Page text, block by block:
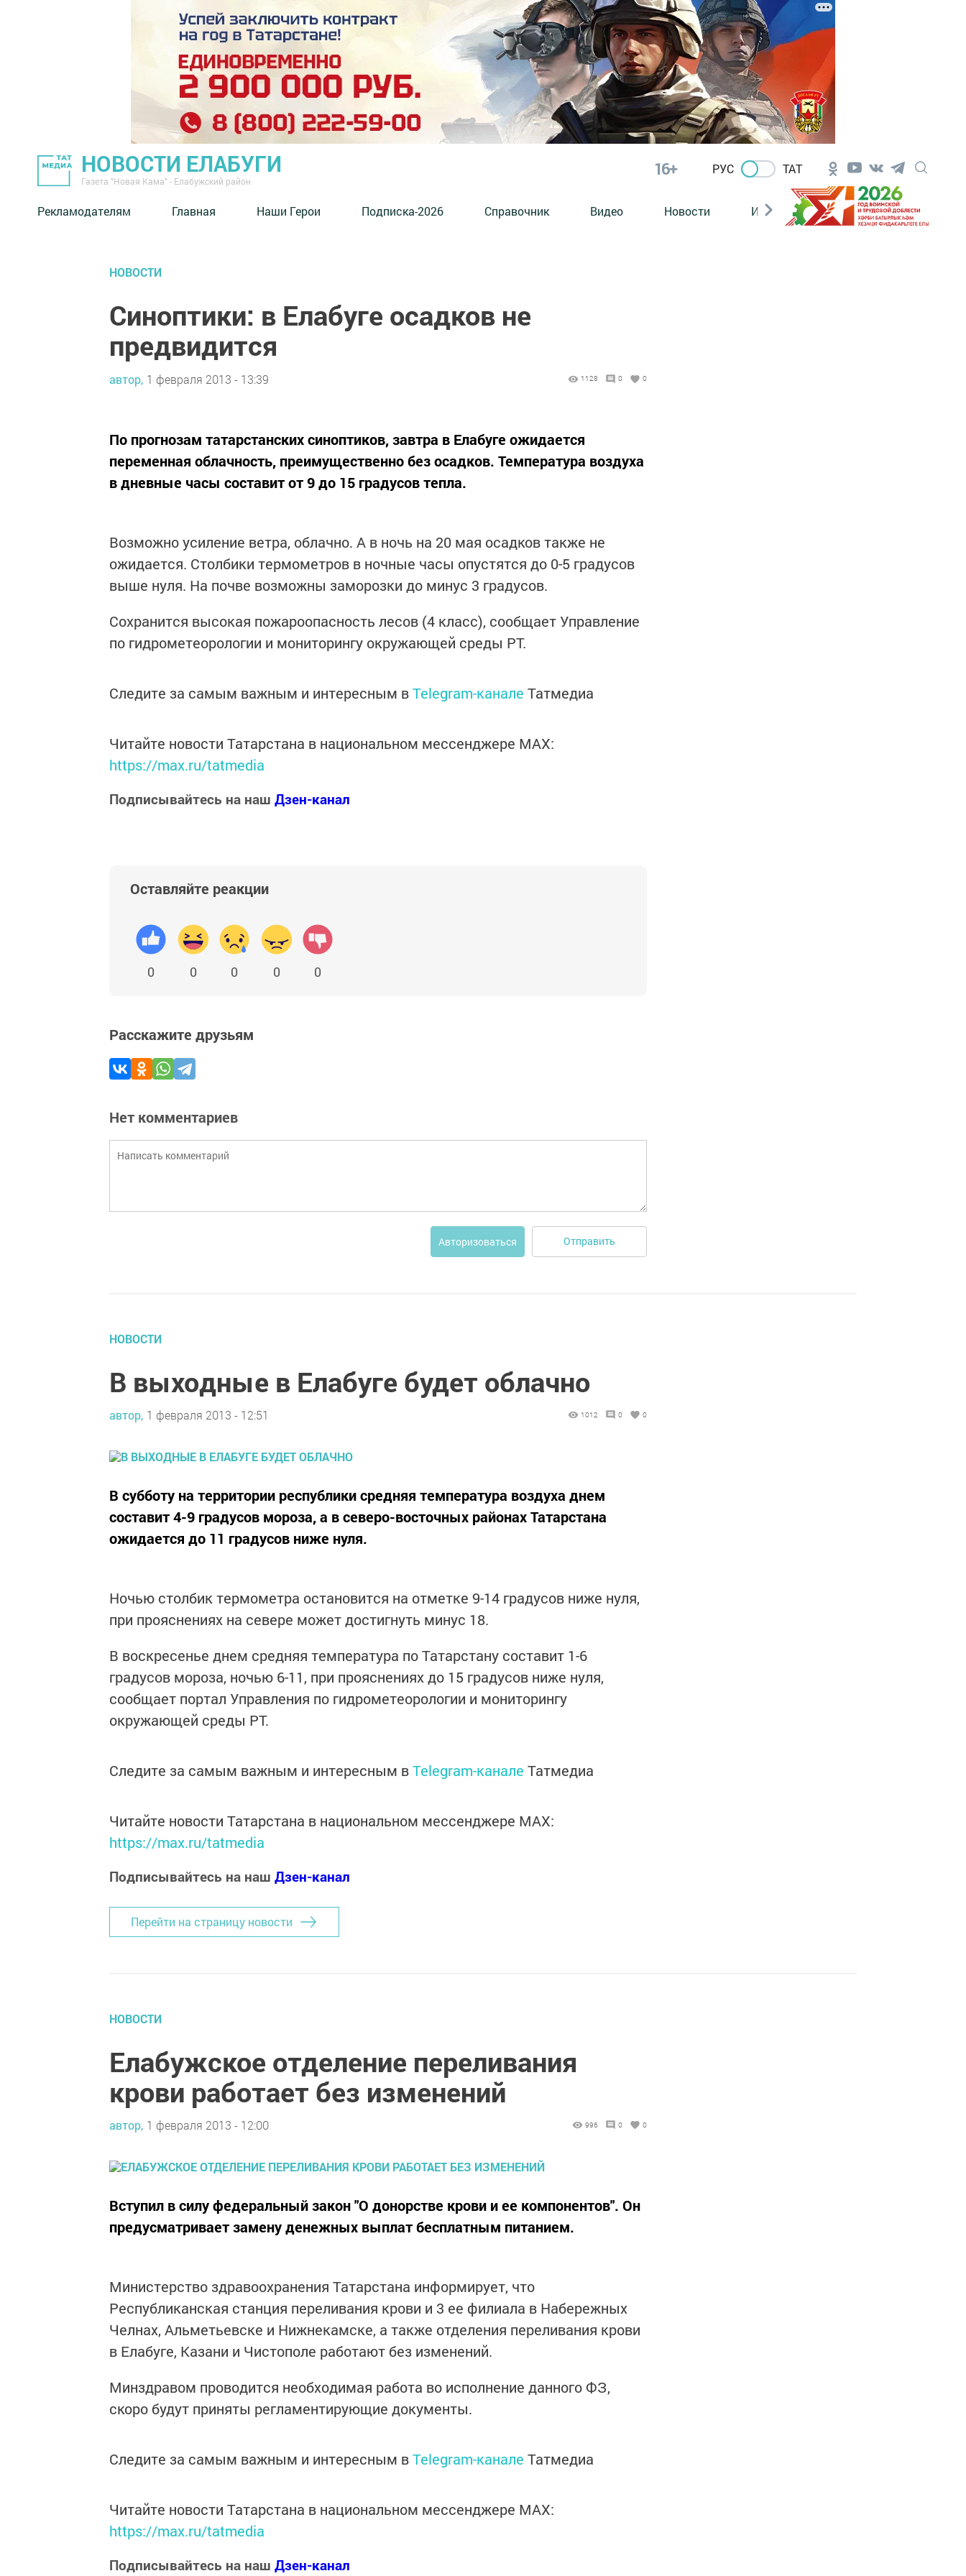
НОВОСТИ ЕЛАБУГИ
Газета "Новая Кама" - Елабужский район
16+ РУС ТАТ
Рекламодателям Главная Наши Герои Подписка-2026 Справочник Видео Новости Из зала суда
НОВОСТИ
Синоптики: в Елабуге осадков не
предвидится
автор, 1 февраля 2013 - 13:39 1128 0 0
По прогнозам татарстанских синоптиков, завтра в Елабуге ожидается
переменная облачность, преимущественно без осадков. Температура воздуха
в дневные часы составит от 9 до 15 градусов тепла.
Возможно усиление ветра, облачно. А в ночь на 20 мая осадков также не
ожидается. Столбики термометров в ночные часы опустятся до 0-5 градусов
выше нуля. На почве возможны заморозки до минус 3 градусов.
Сохранится высокая пожароопасность лесов (4 класс), сообщает Управление
по гидрометеорологии и мониторингу окружающей среды РТ.
Следите за самым важным и интересным вTelegram-канале Татмедиа
Читайте новости Татарстана в национальном мессенджере MАХ:
https://max.ru/tatmedia
Подписывайтесь на наш Дзен-канал
Оставляйте реакции
0 0 0 0 0
Расскажите друзьям
Нет комментариев
Авторизоваться Отправить
НОВОСТИ
В выходные в Елабуге будет облачно
автор, 1 февраля 2013 - 12:51 1012 0 0
В субботу на территории республики средняя температура воздуха днем
составит 4-9 градусов мороза, а в северо-восточных районах Татарстана
ожидается до 11 градусов ниже нуля.
Ночью столбик термометра остановится на отметке 9-14 градусов ниже нуля,
при прояснениях на севере может достигнуть минус 18.
В воскресенье днем средняя температура по Татарстану составит 1-6
градусов мороза, ночью 6-11, при прояснениях до 15 градусов ниже нуля,
сообщает портал Управления по гидрометеорологии и мониторингу
окружающей среды РТ.
Следите за самым важным и интересным вTelegram-канале Татмедиа
Читайте новости Татарстана в национальном мессенджере MАХ:
https://max.ru/tatmedia
Подписывайтесь на наш Дзен-канал
Перейти на страницу новости
НОВОСТИ
Елабужское отделение переливания
крови работает без изменений
автор, 1 февраля 2013 - 12:00 996 0 0
Вступил в силу федеральный закон "О донорстве крови и ее компонентов". Он
предусматривает замену денежных выплат бесплатным питанием.
Министерство здравоохранения Татарстана информирует, что
Республиканская станция переливания крови и 3 ее филиала в Набережных
Челнах, Альметьевске и Нижнекамске, а также отделения переливания крови
в Елабуге, Казани и Чистополе работают без изменений.
Минздравом проводится необходимая работа во исполнение данного ФЗ,
скоро будут приняты регламентирующие документы.
Следите за самым важным и интересным вTelegram-канале Татмедиа
Читайте новости Татарстана в национальном мессенджере MАХ:
https://max.ru/tatmedia
Подписывайтесь на наш Дзен-канал